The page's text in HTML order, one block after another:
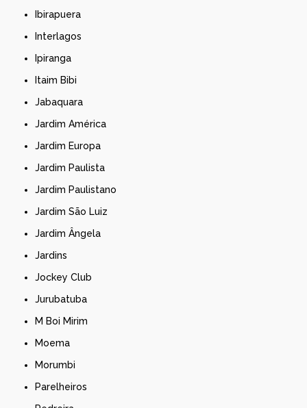
Ibirapuera
Interlagos
Ipiranga
Itaim Bibi
Jabaquara
Jardim América
Jardim Europa
Jardim Paulista
Jardim Paulistano
Jardim São Luiz
Jardim Ângela
Jardins
Jockey Club
Jurubatuba
M Boi Mirim
Moema
Morumbi
Parelheiros